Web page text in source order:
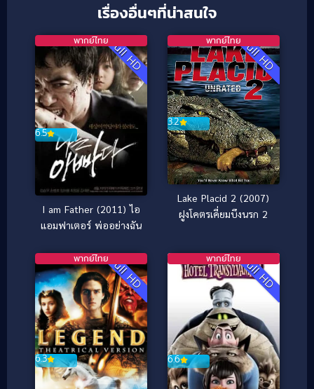
เรื่องอื่นๆที่น่าสนใจ
Full HD
6.5
พากย์ไทย
I am Father (2011) ไอ
แอมฟาเตอร์ พ่ออย่างฉัน
Full HD
3.2
พากย์ไทย
Lake Placid 2 (2007)
ฝูงโคตรเคี่ยมบึงนรก 2
Full HD
6.3
พากย์ไทย Full HD
6.6
พากย์ไทย